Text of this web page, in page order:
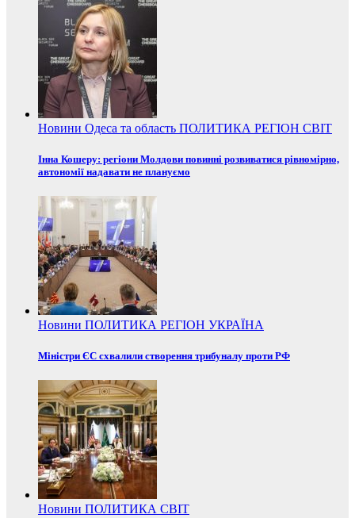
Новини Одеса та область ПОЛИТИКА РЕГІОН СВІТ
Інна Кошеру: регіони Молдови повинні розвиватися рівномірно,
автономії надавати не плануємо
Новини ПОЛИТИКА РЕГІОН УКРАЇНА
Міністри ЄС схвалили створення трибуналу проти РФ
Новини ПОЛИТИКА СВІТ